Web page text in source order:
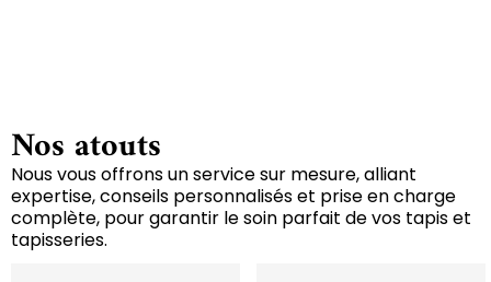
Nos atouts
Nous vous offrons un service sur mesure, alliant
expertise, conseils personnalisés et prise en charge
complète, pour garantir le soin parfait de vos tapis et
tapisseries.